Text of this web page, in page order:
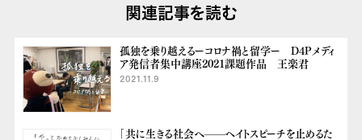
関連記事を読む
孤独を乗り越えるーコロナ禍と留学ー D4Pメディ
ア発信者集中講座2021課題作品 王楽君
2021.11.9
「共に生きる社会へ——ヘイトスピーチを止めるた